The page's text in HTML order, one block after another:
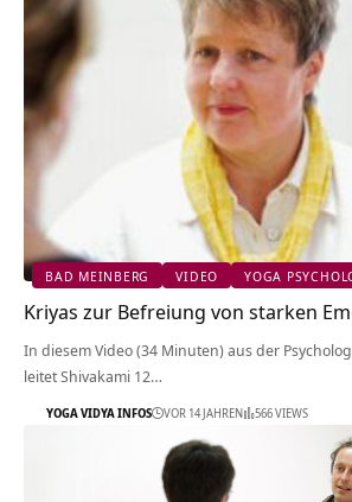
BAD MEINBERG VIDEO YOGA
Kriyas zur Befreiung von starken
In diesem Video (34 Minuten) aus der
leitet Shivakami 12…
YOGA VIDYA INFOS VOR 14 JAHREN 566 VIEWS